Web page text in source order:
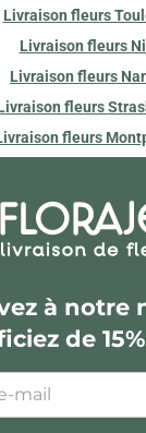
Livraison fleurs
Livraison fleurs
Livraison fleurs
fleurs
fleurs
à notre
de